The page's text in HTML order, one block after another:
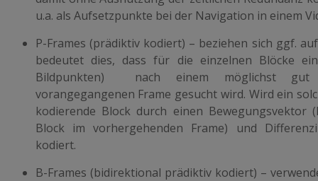
u.a. als Aufsetzpunkte bei der Navigation in einem
P-Frames (prädiktiv kodiert) – beziehen sich ggf.
bedeutet dies, dass für die einzelnen Blöcke
Bildpunkten) nach einem möglichst gut
vorangegangenen Frame gesucht wird. Wird ein
kodierende Block durch einen Bewegungsvektor
Block im vorhergehenden Frame) und
kodiert.
B-Frames (bidirektional prädiktiv kodiert) –